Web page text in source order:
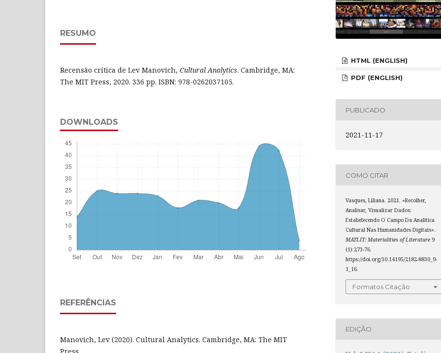
RESUMO
Recensão crítica de Lev Manovich, Cultural Analytics. Cambridge, MA:
The MIT Press, 2020. 336 pp. ISBN: 978-0262037105.
DOWNLOADS
REFERÊNCIAS
Manovich, Lev (2020). Cultural Analytics. Cambridge, MA: The MIT
HTML (ENGLISH)
PDF (ENGLISH)
PUBLICADO
2021-11-17
COMO CITAR
Vasques, Liliana. 2021. «Recolher,
Analisar, Visualizar Dados:
Estabelecendo O Campo Da Analítica
Cultural Nas Humanidades Digitais».
MATLIT: Materialities of Literature 9
(1):273-76.
https://doi.org/10.14195/2182-8830_9-
1_16.
Formatos Citação
EDIÇÃO